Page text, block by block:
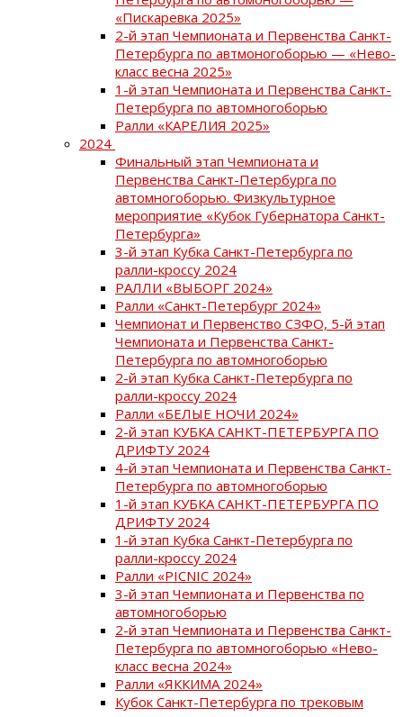
«Пискаревка 2025»
2-й этап Чемпионата и Первенства Санкт-
Петербурга по автмоногоборью — «Нево-
класс весна 2025»
1-й этап Чемпионата и Первенства Санкт-
Петербурга по автомногоборью
Ралли «КАРЕЛИЯ 2025»
2024
Финальный этап Чемпионата и
Первенства Санкт-Петербурга по
автомногоборью. Физкультурное
мероприятие «Кубок Губернатора Санкт-
Петербурга»
3-й этап Кубка Санкт-Петербурга по
ралли-кроссу 2024
РАЛЛИ «ВЫБОРГ 2024»
Ралли «Санкт-Петербург 2024»
Чемпионат и Первенство СЗФО, 5-й этап
Чемпионата и Первенства Санкт-
Петербурга по автомногоборью
2-й этап Кубка Санкт-Петербурга по
ралли-кроссу 2024
Ралли «БЕЛЫЕ НОЧИ 2024»
2-й этап КУБКА САНКТ-ПЕТЕРБУРГА ПО
ДРИФТУ 2024
4-й этап Чемпионата и Первенства Санкт-
Петербурга по автомногоборью
1-й этап КУБКА САНКТ-ПЕТЕРБУРГА ПО
ДРИФТУ 2024
1-й этап Кубка Санкт-Петербурга по
ралли-кроссу 2024
Ралли «PICNIC 2024»
3-й этап Чемпионата и Первенства по
автомногоборью
2-й этап Чемпионата и Первенства Санкт-
Петербурга по автомногоборью «Нево-
класс весна 2024»
Ралли «ЯККИМА 2024»
Кубок Санкт-Петербурга по трековым